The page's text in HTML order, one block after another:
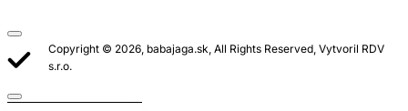
Copyright © 2026, babajaga.sk, All Rights Reserved, Vytvoril RDV
s.r.o.